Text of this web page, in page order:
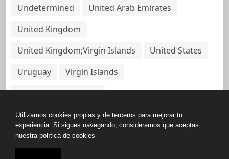
Undetermined
United Arab Emirates
United Kingdom
United Kingdom;Virgin Islands
United States
Uruguay
Virgin Islands
Virgin Islands, British
Copyright © All rights reserved.
Utilizamos cookies propias y de terceros para mejorar tu
experiencia. Si sigues navegando, consideramos que aceptas
nuestra política de cookies